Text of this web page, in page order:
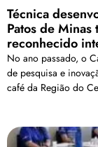
Técnica
Patos de
reconhecido
No ano passado, o
de pesquisa e
café da Região do